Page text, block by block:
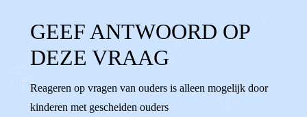
GEEF ANTWOORD OP
DEZE VRAAG
Reageren op vragen van ouders is alleen mogelijk door
kinderen met gescheiden ouders